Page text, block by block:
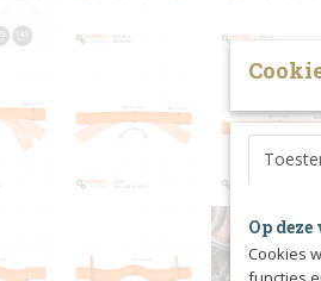
Op
Cookies